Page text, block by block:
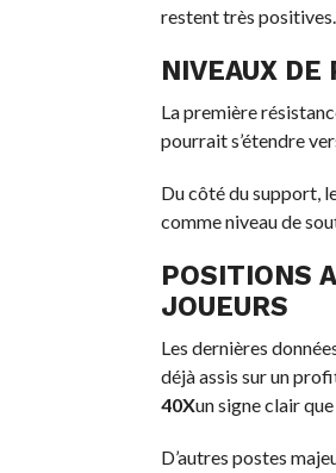
restent très positives.
NIVEAUX DE
La première
pourrait s’étendre
Du côté du support,
comme niveau de
POSITIONS
JOUEURS
Les dernières
déjà assis sur un
40Xun signe clair
D’autres postes